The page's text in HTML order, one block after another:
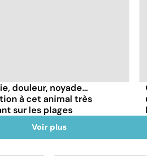
douleur, noyade…
à cet animal très
sur les plages
Voir plus